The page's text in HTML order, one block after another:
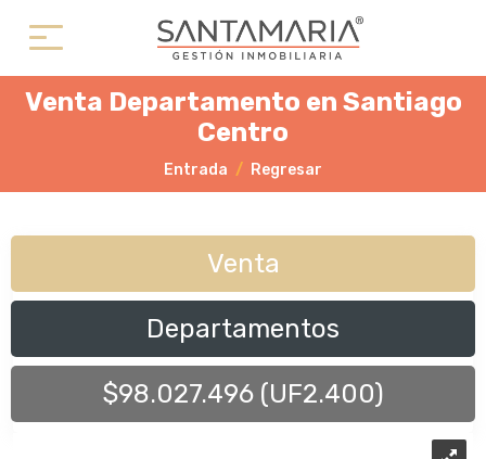
Venta Departamento en Santiago
Centro
Entrada Regresar
Venta
Departamentos
$98.027.496 (UF2.400)